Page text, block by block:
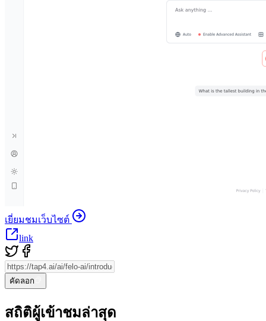
เยี่ยมชมเว็บไซต์
link
คัดลอก
สถิติผู้เข้าชมล่าสุด